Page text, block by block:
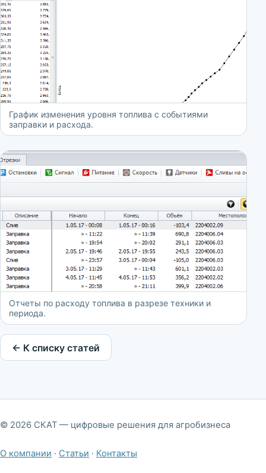
График изменения уровня топлива с событиями
заправки и расхода.
Отчеты по расходу топлива в разрезе техники и
периода.
← К списку статей
© 2026 СКАТ — цифровые решения для агробизнеса
О компании · Статьи · Контакты